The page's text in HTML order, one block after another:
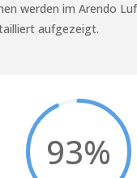
werden im Arendo
aufgezeigt.
93%